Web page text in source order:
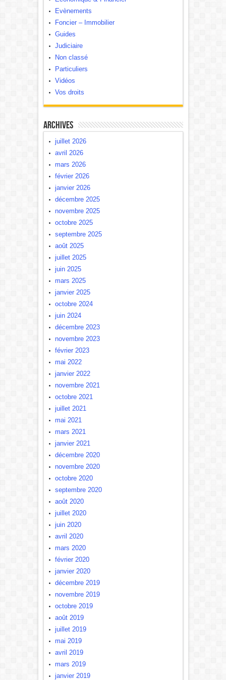
Evènements
Foncier – Immobilier
Guides
Judiciaire
Non classé
Particuliers
Vidéos
Vos droits
Archives
juillet 2026
avril 2026
mars 2026
février 2026
janvier 2026
décembre 2025
novembre 2025
octobre 2025
septembre 2025
août 2025
juillet 2025
juin 2025
mars 2025
janvier 2025
octobre 2024
juin 2024
décembre 2023
novembre 2023
février 2023
mai 2022
janvier 2022
novembre 2021
octobre 2021
juillet 2021
mai 2021
mars 2021
janvier 2021
décembre 2020
novembre 2020
octobre 2020
septembre 2020
août 2020
juillet 2020
juin 2020
avril 2020
mars 2020
février 2020
janvier 2020
décembre 2019
novembre 2019
octobre 2019
août 2019
juillet 2019
mai 2019
avril 2019
mars 2019
janvier 2019